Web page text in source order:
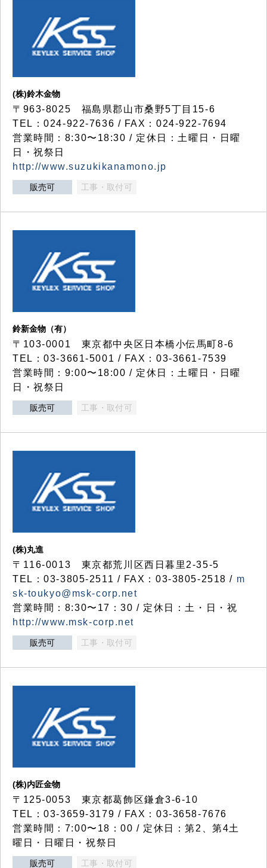
(株)鈴木金物
〒963-8025 福島県郡山市桑野5丁目15-6
TEL：024-922-7636 / FAX：024-922-7694
営業時間：8:30〜18:30 / 定休日：土曜日・日曜
日・祝祭日
http://www.suzukikanamono.jp
販売可 工事・取付可
鈴新金物（有）
〒103-0001 東京都中央区日本橋小伝馬町8-6
TEL：03-3661-5001 / FAX：03-3661-7539
営業時間：9:00〜18:00 / 定休日：土曜日・日曜
日・祝祭日
販売可 工事・取付可
(株)丸進
〒116-0013 東京都荒川区西日暮里2-35-5
TEL：03-3805-2511 / FAX：03-3805-2518 / m
sk-toukyo@msk-corp.net
営業時間：8:30〜17：30 / 定休日：土・日・祝
http://www.msk-corp.net
販売可 工事・取付可
(株)内匠金物
〒125-0053 東京都葛飾区鎌倉3-6-10
TEL：03-3659-3179 / FAX：03-3658-7676
営業時間：7:00〜18：00 / 定休日：第2、第4土
曜日・日曜日・祝祭日
販売可 工事・取付可